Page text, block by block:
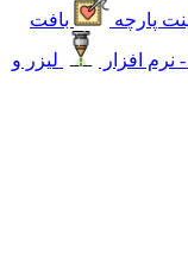
پارچه
بافت
افزار
لیزر و